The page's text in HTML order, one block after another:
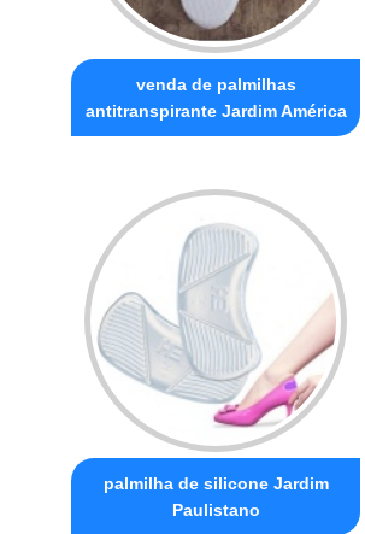
venda de palmilhas
antitranspirante Jardim América
palmilha de silicone Jardim
Paulistano